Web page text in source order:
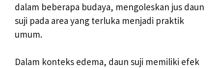
dalam beberapa budaya, mengoleskan jus daun
suji pada area yang terluka menjadi praktik
umum.
Dalam konteks edema, daun suji memiliki efek